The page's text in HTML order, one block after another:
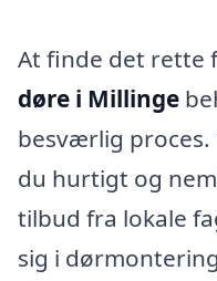
At finde det rette
døre i Millinge
besværlig
du hurtigt og
tilbud fra lokale
sig i